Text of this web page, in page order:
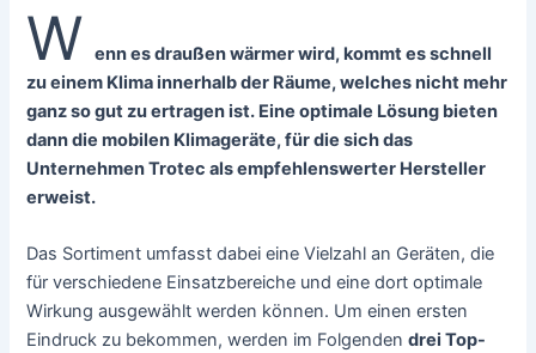
W enn es draußen wärmer wird, kommt es schnell
zu einem Klima innerhalb der Räume, welches nicht mehr
ganz so gut zu ertragen ist. Eine optimale Lösung bieten
dann die mobilen Klimageräte, für die sich das
Unternehmen Trotec als empfehlenswerter Hersteller
erweist.
Das Sortiment umfasst dabei eine Vielzahl an Geräten, die
für verschiedene Einsatzbereiche und eine dort optimale
Wirkung ausgewählt werden können. Um einen ersten
Eindruck zu bekommen, werden im Folgendendrei Top-